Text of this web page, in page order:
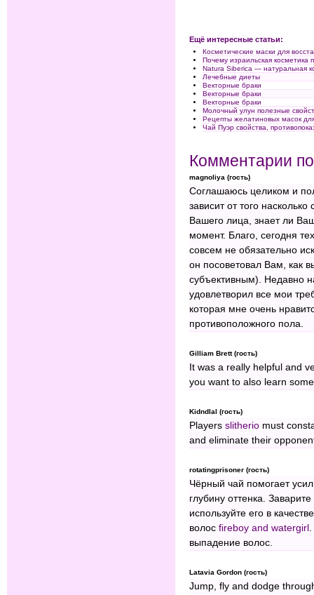
Ещё интересные статьи:
Косметические маски для
Почему израильская косметика
Natura Siberica — натуральная
Лечебные диеты
Векторные браки
Векторные браки
Векторные браки
Молочный улун полезные
Рецепты желатиновых масок
Чай Пуэр свойства,
Комментарии
magnoliya (гость)
Соглашаюсь целиком и
зависит от того
Вашего лица, знает ли
момент. Благо, сегодня
совсем не обязательно
он посоветовал Вам, как
субъективным). Недавно
удовлетворил все мои
которая мне очень
противоположного пола.
Gilliam Brett (гость)
It was a really helpful and
you want to also learn
Kidndlal (гость)
Players slitherio must
and eliminate their
rotatingprisoner (гость)
Чёрный чай помогает
глубину оттенка.
используйте его в
волос fireboy and watergirl
выпадение волос.
Latavia Gordon (гость)
Jump, fly and dodge